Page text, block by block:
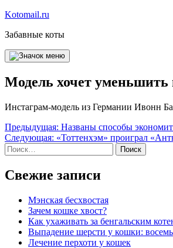
Перейти
содержимому
Kotomail.ru
Забавные коты
Модель хочет уменьшить
Инстаграм-модель из Германии Ивонн
Навигация
по
записям
Предыдущая: Названы способы
Следующая: «Тоттенхэм» проиграл
Найти:
Свежие записи
Мэнская бесхвостая
Зачем кошке хвост?
Как ухаживать за бенгальским
Выпадение шерсти у кошки:
Лечение перхоти у кошек